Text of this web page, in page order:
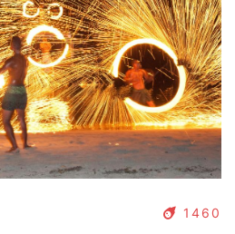
1460